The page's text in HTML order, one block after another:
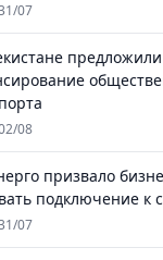
07
08
призвало
подключение к
07